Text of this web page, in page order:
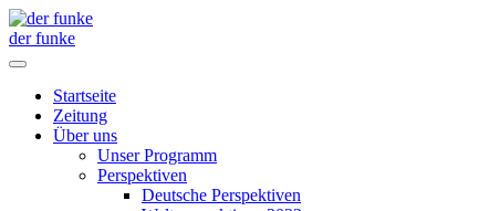
der funke
Startseite
Zeitung
Über uns
Unser Programm
Perspektiven
Deutsche Perspektiven